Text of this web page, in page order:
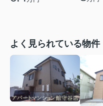
よく見られている物件